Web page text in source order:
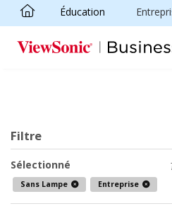
Passer au contenu principal
Éducation
Filtre
Sélectionné
Sans Lampe Entreprise